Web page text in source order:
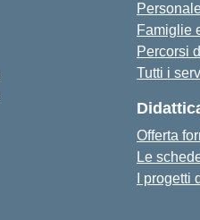
Famiglie
Percorsi
Tutti i
Offerta
Le
I progetti